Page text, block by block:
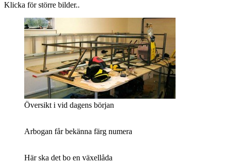
Klicka för större bilder..
Översikt i vid dagens början
Arbogan får bekänna färg numera
Här ska det bo en växellåda